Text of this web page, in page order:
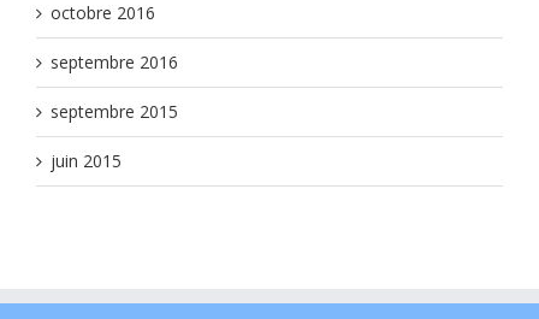
octobre 2016
septembre 2016
septembre 2015
juin 2015